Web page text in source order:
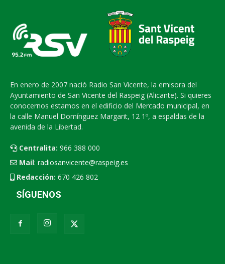
En enero de 2007 nació Radio San Vicente, la emisora del
Ayuntamiento de San Vicente del Raspeig (Alicante). Si quieres
conocernos estamos en el edificio del Mercado municipal, en
la calle Manuel Domínguez Margarit, 12 1º, a espaldas de la
avenida de la Libertad.
Centralita: 966 388 000
Mail: radiosanvicente@raspeig.es
Redacción: 670 426 802
SÍGUENOS